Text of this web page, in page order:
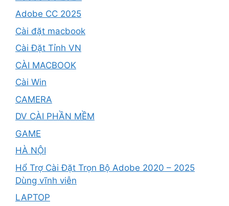
Adobe CC 2025
Cài đặt macbook
Cài Đặt Tỉnh VN
CÀI MACBOOK
Cài Win
CAMERA
DV CÀI PHẦN MỀM
GAME
HÀ NỘI
Hổ Trợ Cài Đặt Trọn Bộ Adobe 2020 – 2025
Dùng vĩnh viễn
LAPTOP